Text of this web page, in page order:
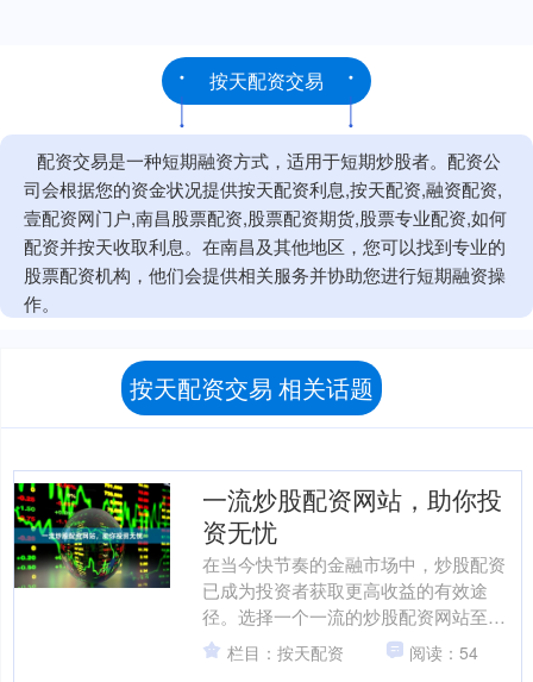
按天配资交易
配资交易是一种短期融资方式，适用于短期炒股者。配资公
司会根据您的资金状况提供按天配资利息,按天配资,融资配资,
壹配资网门户,南昌股票配资,股票配资期货,股票专业配资,如何
配资并按天收取利息。在南昌及其他地区，您可以找到专业的
股票配资机构，他们会提供相关服务并协助您进行短期融资操
作。
按天配资交易 相关话题
一流炒股配资网站，助你投
资无忧
在当今快节奏的金融市场中，炒股配资
已成为投资者获取更高收益的有效途
径。选择一个一流的炒股配资网站至关
重要，它可以为您的投资保驾护航。 **
一流炒股配资网站的优势....
栏目：按天配资 阅读：54